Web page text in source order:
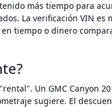
más tiempo para
La verificación VIN es
tiempo o dinero
Un GMC Canyon
sugiere. El